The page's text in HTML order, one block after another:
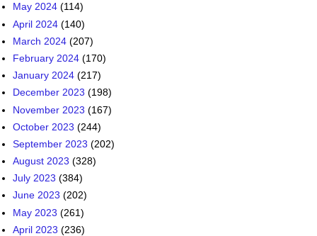
May 2024 (114)
April 2024 (140)
March 2024 (207)
February 2024 (170)
January 2024 (217)
December 2023 (198)
November 2023 (167)
October 2023 (244)
September 2023 (202)
August 2023 (328)
July 2023 (384)
June 2023 (202)
May 2023 (261)
April 2023 (236)